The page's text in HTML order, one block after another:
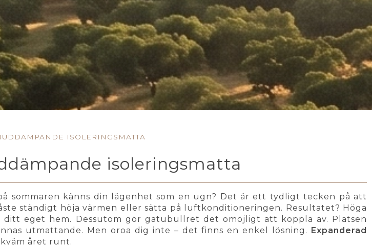
ISOLERINGSMATTA
isoleringsmatta
sommaren känns din lägenhet som en ugn? Det är ett tydligt tecken på att
ständigt höja värmen eller sätta på luftkonditioneringen. Resultatet? Höga
eget hem. Dessutom gör gatubullret det omöjligt att koppla av. Platsen
utmattande. Men oroa dig inte – det finns en enkel lösning. Expanderad
året runt.